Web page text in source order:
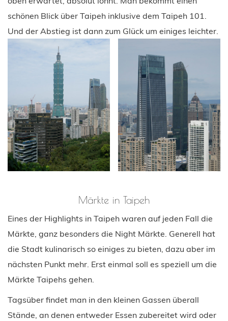
schönen Blick über Taipeh inklusive dem Taipeh 101.
Und der Abstieg ist dann zum Glück um einiges leichter.
Märkte in Taipeh
Eines der Highlights in Taipeh waren auf jeden Fall die
Märkte, ganz besonders die Night Märkte. Generell hat
die Stadt kulinarisch so einiges zu bieten, dazu aber im
nächsten Punkt mehr. Erst einmal soll es speziell um die
Märkte Taipehs gehen.
Tagsüber findet man in den kleinen Gassen überall
Stände, an denen entweder Essen zubereitet wird oder